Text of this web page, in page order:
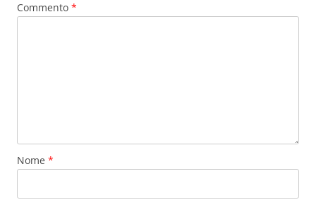
Commento *
Nome *